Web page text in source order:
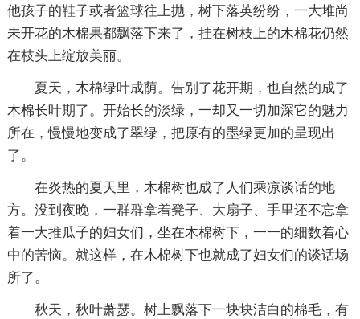
他孩子的鞋子或者篮球往上抛，树下落英纷纷，一大堆尚
未开花的木棉果都飘落下来了，挂在树枝上的木棉花仍然
在枝头上绽放美丽。
夏天，木棉绿叶成荫。告别了花开期，也自然的成了
木棉长叶期了。开始长的淡绿，一却又一切加深它的魅力
所在，慢慢地变成了翠绿，把原有的墨绿更加的呈现出
了。
在炎热的夏天里，木棉树也成了人们乘凉谈话的地
方。没到夜晚，一群群拿着凳子、大扇子、手里还不忘拿
着一大推瓜子的妇女们，坐在木棉树下，一一的细数着心
中的苦恼。就这样，在木棉树下也就成了妇女们的谈话场
所了。
秋天，秋叶萧瑟。树上飘落下一块块洁白的棉毛，有